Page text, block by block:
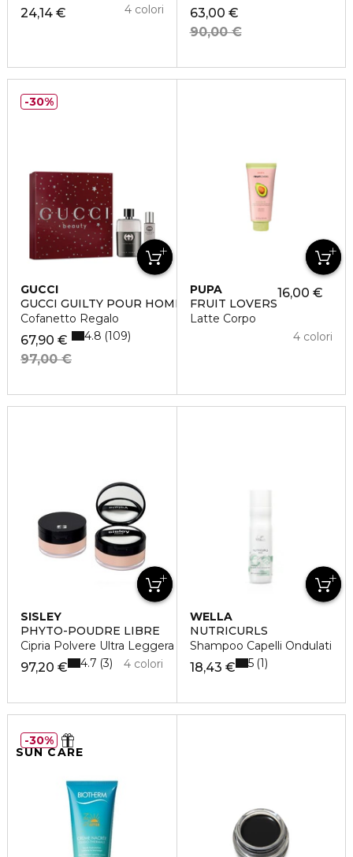
24,14 € 4 colori
63,00 €
90,00 €
GUCCI
GUCCI GUILTY POUR HOMME
Cofanetto Regalo
67,90 €
97,00 €
4.8 109
30%
PUPA
FRUIT LOVERS
Latte Corpo
16,00 €
4 colori
SISLEY
PHYTO-POUDRE LIBRE
Cipria Polvere Ultra Leggera
97,20 € 4 colori
4.7 3
WELLA
NUTRICURLS
Shampoo Capelli Ondulati
18,43 € 5 1
SUN CARE
30%